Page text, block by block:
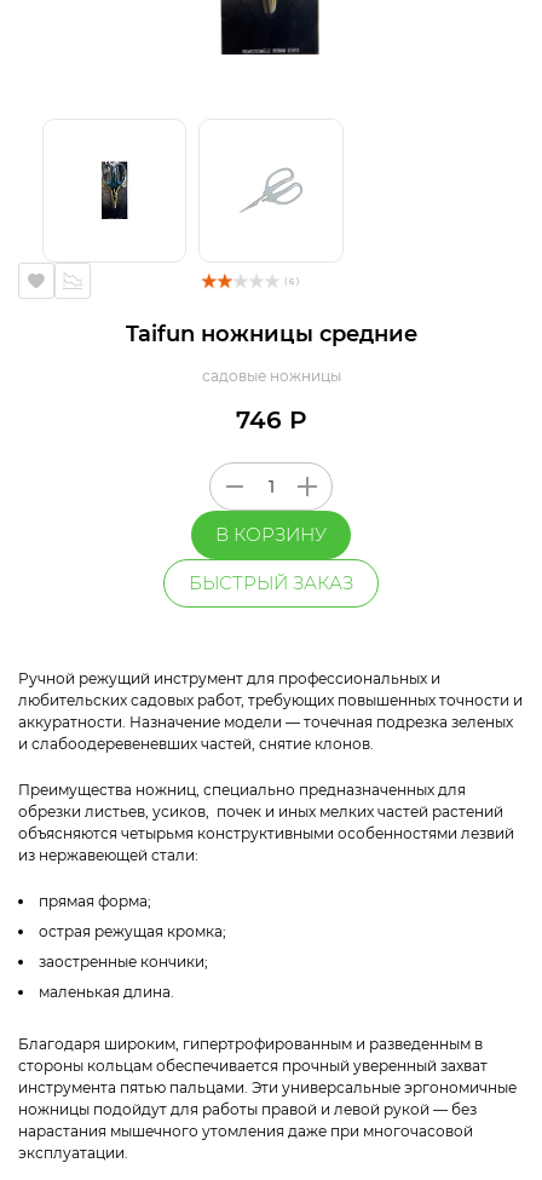
( 6 )
Taifun ножницы средние
садовые ножницы
746 Р
В КОРЗИНУ
БЫСТРЫЙ ЗАКАЗ
Ручной режущий инструмент для профессиональных и
любительских садовых работ, требующих повышенных точности и
аккуратности. Назначение модели — точечная подрезка зеленых
и слабоодеревеневших частей, снятие клонов.
Преимущества ножниц, специально предназначенных для
обрезки листьев, усиков, почек и иных мелких частей растений
объясняются четырьмя конструктивными особенностями лезвий
из нержавеющей стали:
прямая форма;
острая режущая кромка;
заостренные кончики;
маленькая длина.
Благодаря широким, гипертрофированным и разведенным в
стороны кольцам обеспечивается прочный уверенный захват
инструмента пятью пальцами. Эти универсальные эргономичные
ножницы подойдут для работы правой и левой рукой — без
нарастания мышечного утомления даже при многочасовой
эксплуатации.